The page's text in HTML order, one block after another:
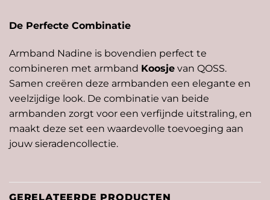
De Perfecte Combinatie
Armband Nadine is bovendien perfect te
combineren met armband Koosje van QOSS.
Samen creëren deze armbanden een elegante en
veelzijdige look. De combinatie van beide
armbanden zorgt voor een verfijnde uitstraling, en
maakt deze set een waardevolle toevoeging aan
jouw sieradencollectie.
GERELATEERDE PRODUCTEN